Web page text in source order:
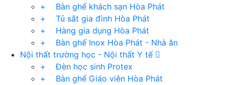
+ Bàn ghế khách sạn Hòa Phát
+ Tủ sắt gia đình Hòa Phát
+ Hàng gia dụng Hòa Phát
+ Bàn ghế Inox Hòa Phát - Nhà ăn
Nội thất trường học - Nội thất Y tế
+ Đèn học sinh Protex
+ Bàn ghế Giáo viên Hòa Phát